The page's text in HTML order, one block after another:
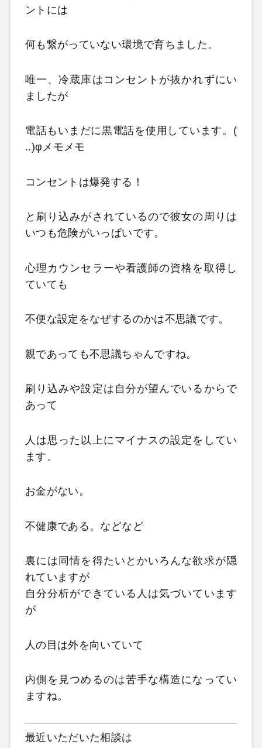
ントには
何も繋がっていない環境で育ちました。
唯一、冷蔵庫はコンセントが抜かれずにい
ましたが
電話もいまだに黒電話を使用しています。(
..)φメモメモ
コンセントは爆発する！
と刷り込みがされているので彼女の周りは
いつも危険がいっぱいです。
心理カウンセラーや看護師の資格を取得し
ていても
不便な設定をなぜするのかは不思議です。
親であっても不思議ちゃんですね。
刷り込みや設定は自分が望んでいるからで
あって
人は思った以上にマイナスの設定をしてい
ます。
お金がない。
不健康である。などなど
裏には同情を得たいとかいろんな欲求が隠
れていますが
自分分析ができている人は気づいています
が
人の目は外を向いていて
内側を見つめるのは苦手な構造になってい
ますね。
最近いただいた相談は